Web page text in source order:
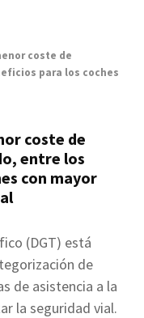
coste de
para los coches
coste de
entre los
con mayor
(DGT) está
de
de asistencia a la
la seguridad vial.